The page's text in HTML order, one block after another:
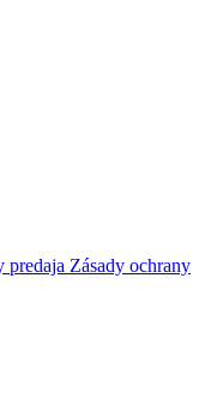
predaja Zásady ochrany